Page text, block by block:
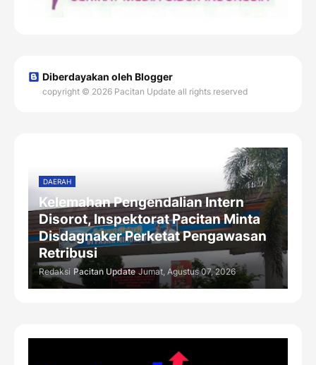
Diberdayakan oleh Blogger
copyright © 2026 Pacitan Update all rights reserved
DAERAH
Kelemahan Pengendalian Intern
Disorot, Inspektorat Pacitan Minta
Disdagnaker Perketat Pengawasan
Retribusi
Redaksi Pacitan Update Jumat, Agustus 07, 2026